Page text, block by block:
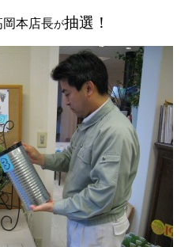
岡本店長が抽選！